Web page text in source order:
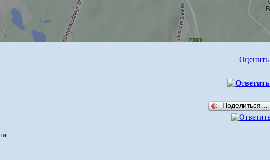
Оценить
Поделиться…